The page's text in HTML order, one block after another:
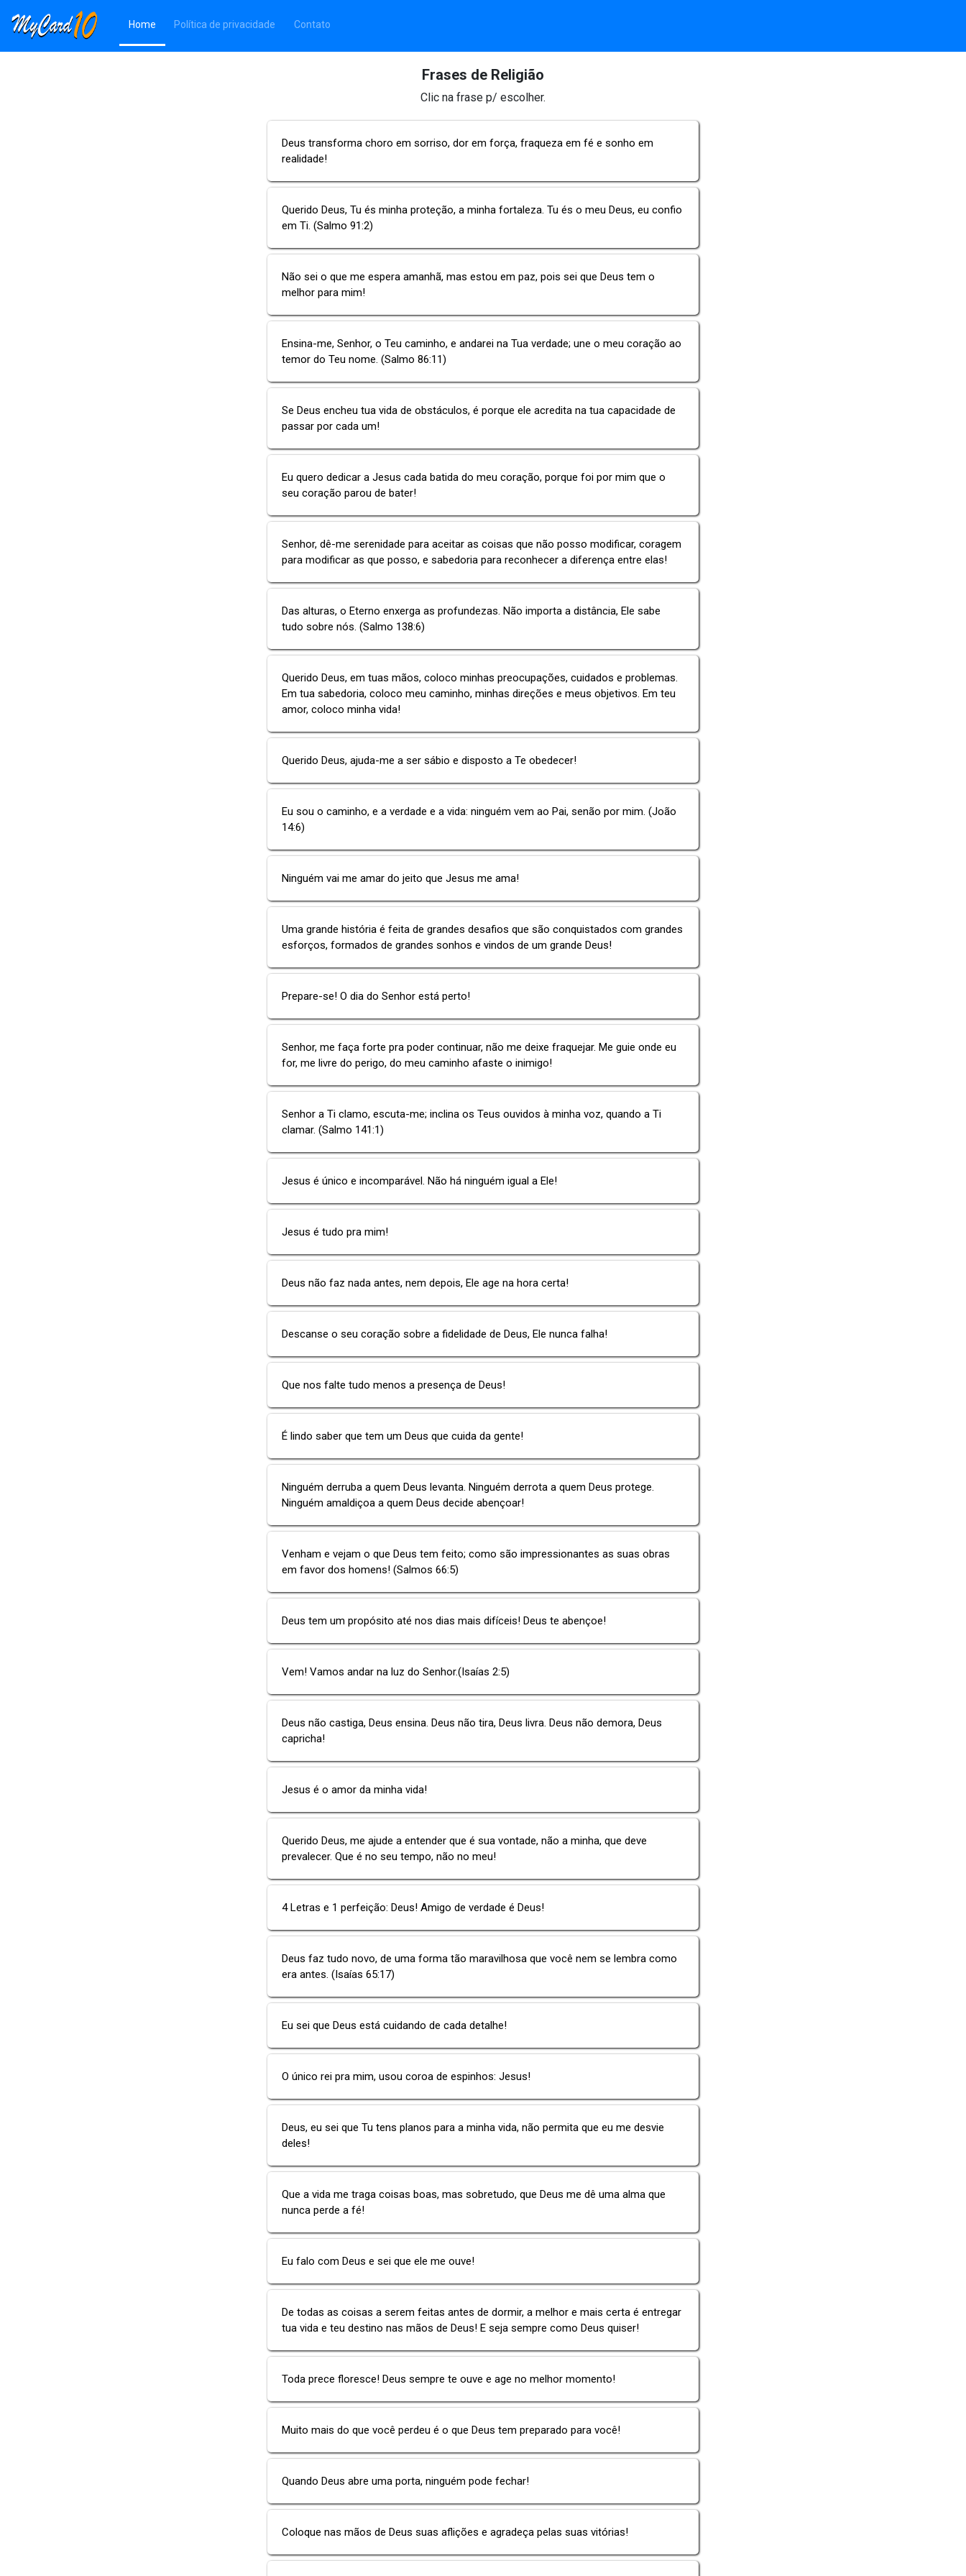
Home(Página atual)
Política de privacidade Contato
Frases de Religião
Clic na frase p/ escolher.
Deus transforma choro em sorriso, dor em força, fraqueza em fé e sonho em
realidade!
Querido Deus, Tu és minha proteção, a minha fortaleza. Tu és o meu Deus, eu confio
em Ti. (Salmo 91:2)
Não sei o que me espera amanhã, mas estou em paz, pois sei que Deus tem o
melhor para mim!
Ensina-me, Senhor, o Teu caminho, e andarei na Tua verdade; une o meu coração ao
temor do Teu nome. (Salmo 86:11)
Se Deus encheu tua vida de obstáculos, é porque ele acredita na tua capacidade de
passar por cada um!
Eu quero dedicar a Jesus cada batida do meu coração, porque foi por mim que o
seu coração parou de bater!
Senhor, dê-me serenidade para aceitar as coisas que não posso modificar, coragem
para modificar as que posso, e sabedoria para reconhecer a diferença entre elas!
Das alturas, o Eterno enxerga as profundezas. Não importa a distância, Ele sabe
tudo sobre nós. (Salmo 138:6)
Querido Deus, em tuas mãos, coloco minhas preocupações, cuidados e problemas.
Em tua sabedoria, coloco meu caminho, minhas direções e meus objetivos. Em teu
amor, coloco minha vida!
Querido Deus, ajuda-me a ser sábio e disposto a Te obedecer!
Eu sou o caminho, e a verdade e a vida: ninguém vem ao Pai, senão por mim. (João
14:6)
Ninguém vai me amar do jeito que Jesus me ama!
Uma grande história é feita de grandes desafios que são conquistados com grandes
esforços, formados de grandes sonhos e vindos de um grande Deus!
Prepare-se! O dia do Senhor está perto!
Senhor, me faça forte pra poder continuar, não me deixe fraquejar. Me guie onde eu
for, me livre do perigo, do meu caminho afaste o inimigo!
Senhor a Ti clamo, escuta-me; inclina os Teus ouvidos à minha voz, quando a Ti
clamar. (Salmo 141:1)
Jesus é único e incomparável. Não há ninguém igual a Ele!
Jesus é tudo pra mim!
Deus não faz nada antes, nem depois, Ele age na hora certa!
Descanse o seu coração sobre a fidelidade de Deus, Ele nunca falha!
Que nos falte tudo menos a presença de Deus!
É lindo saber que tem um Deus que cuida da gente!
Ninguém derruba a quem Deus levanta. Ninguém derrota a quem Deus protege.
Ninguém amaldiçoa a quem Deus decide abençoar!
Venham e vejam o que Deus tem feito; como são impressionantes as suas obras
em favor dos homens! (Salmos 66:5)
Deus tem um propósito até nos dias mais difíceis! Deus te abençoe!
Vem! Vamos andar na luz do Senhor.(Isaías 2:5)
Deus não castiga, Deus ensina. Deus não tira, Deus livra. Deus não demora, Deus
capricha!
Jesus é o amor da minha vida!
Querido Deus, me ajude a entender que é sua vontade, não a minha, que deve
prevalecer. Que é no seu tempo, não no meu!
4 Letras e 1 perfeição: Deus! Amigo de verdade é Deus!
Deus faz tudo novo, de uma forma tão maravilhosa que você nem se lembra como
era antes. (Isaías 65:17)
Eu sei que Deus está cuidando de cada detalhe!
O único rei pra mim, usou coroa de espinhos: Jesus!
Deus, eu sei que Tu tens planos para a minha vida, não permita que eu me desvie
deles!
Que a vida me traga coisas boas, mas sobretudo, que Deus me dê uma alma que
nunca perde a fé!
Eu falo com Deus e sei que ele me ouve!
De todas as coisas a serem feitas antes de dormir, a melhor e mais certa é entregar
tua vida e teu destino nas mãos de Deus! E seja sempre como Deus quiser!
Toda prece floresce! Deus sempre te ouve e age no melhor momento!
Muito mais do que você perdeu é o que Deus tem preparado para você!
Quando Deus abre uma porta, ninguém pode fechar!
Coloque nas mãos de Deus suas aflições e agradeça pelas suas vitórias!